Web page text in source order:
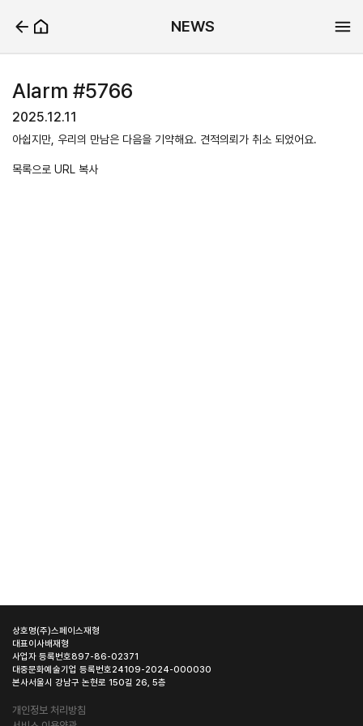
NEWS
Alarm #5766
2025.12.11
아쉽지만, 우리의 만남은 다음을 기약해요. 견적의뢰가 취소 되었어요.
목록으로 URL 복사
상호명(주)스페이스재형
대표이사배재형
사업자 등록번호897-86-02371
대중문화예술기업 등록번호24109-2024-000030
본사서울시 강남구 논현로 150길 26, 5층
개인정보 처리방침